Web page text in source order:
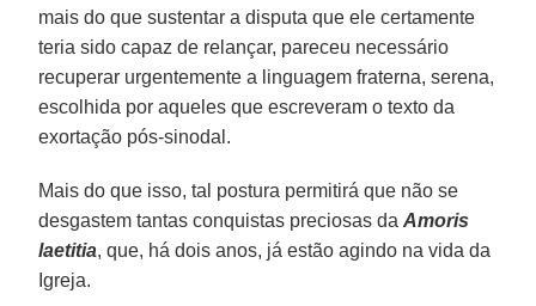
mais do que sustentar a disputa que ele certamente
teria sido capaz de relançar, pareceu necessário
recuperar urgentemente a linguagem fraterna, serena,
escolhida por aqueles que escreveram o texto da
exortação pós-sinodal.
Mais do que isso, tal postura permitirá que não se
desgastem tantas conquistas preciosas daAmoris
laetitia, que, há dois anos, já estão agindo na vida da
Igreja.